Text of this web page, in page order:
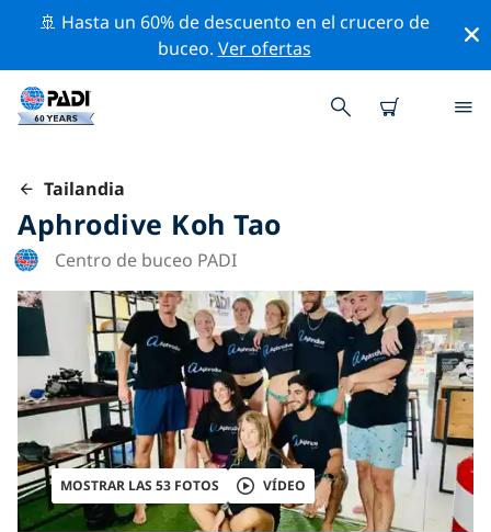
🚢 Hasta un 60% de descuento en el crucero de
buceo. Ver ofertas
Tailandia
Aphrodive Koh Tao
Centro de buceo PADI
MOSTRAR LAS 53 FOTOS VÍDEO